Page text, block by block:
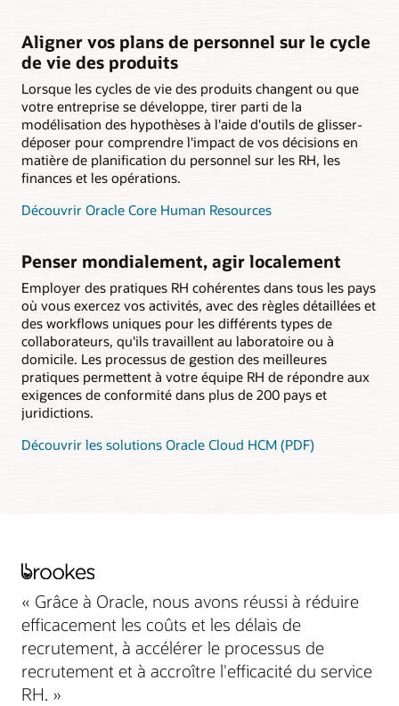
Aligner vos plans de personnel sur le cycle
de vie des produits
Lorsque les cycles de vie des produits changent ou que
votre entreprise se développe, tirer parti de la
modélisation des hypothèses à l'aide d'outils de glisser-
déposer pour comprendre l'impact de vos décisions en
matière de planification du personnel sur les RH, les
finances et les opérations.
Découvrir Oracle Core Human Resources
Penser mondialement, agir localement
Employer des pratiques RH cohérentes dans tous les pays
où vous exercez vos activités, avec des règles détaillées et
des workflows uniques pour les différents types de
collaborateurs, qu'ils travaillent au laboratoire ou à
domicile. Les processus de gestion des meilleures
pratiques permettent à votre équipe RH de répondre aux
exigences de conformité dans plus de 200 pays et
juridictions.
Découvrir les solutions Oracle Cloud HCM (PDF)
« Grâce à Oracle, nous avons réussi à réduire
efficacement les coûts et les délais de
recrutement, à accélérer le processus de
recrutement et à accroître l'efficacité du service
RH. »